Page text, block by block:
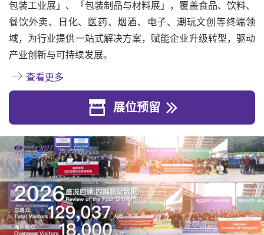
包装工业展」、「包装制品与材料展」，覆盖食品、饮料、
餐饮外卖、日化、医药、烟酒、电子、潮玩文创等终端领
域，为行业提供一站式解决方案，赋能企业升级转型，驱动
产业创新与可持续发展。
查看更多
展位预留